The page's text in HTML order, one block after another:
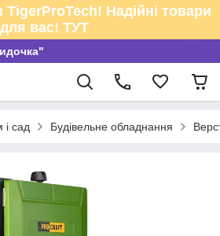
TigerProTech! Надійні товари
для вас! ТУТ
і сад Будівельне обладнання